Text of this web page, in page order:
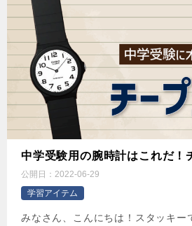
中学受験用の腕時計はこれだ！
公開日： 2022-06-29
学習アイテム
みなさん、こんにちは！スタッキー